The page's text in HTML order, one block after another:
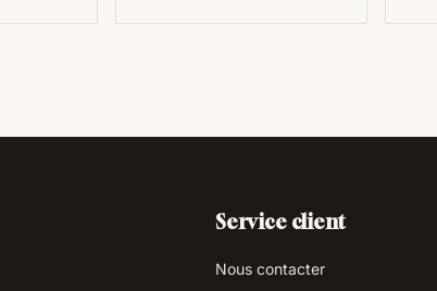
Service client
Nous contacter